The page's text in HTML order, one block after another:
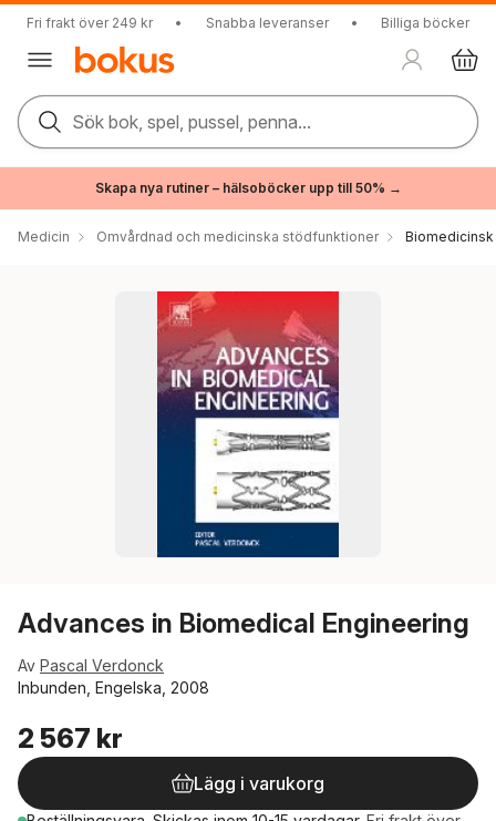
Fri frakt över 249 kr • Snabba leveranser • Billiga böcker
Sök bok, spel, pussel, penna...
Skapa nya rutiner – hälsoböcker upp till 50% →
Medicin Omvårdnad och medicinska stödfunktioner
Advances in Biomedical Engineering
Av Pascal Verdonck
Inbunden, Engelska, 2008
2 567 kr
Lägg i varukorg